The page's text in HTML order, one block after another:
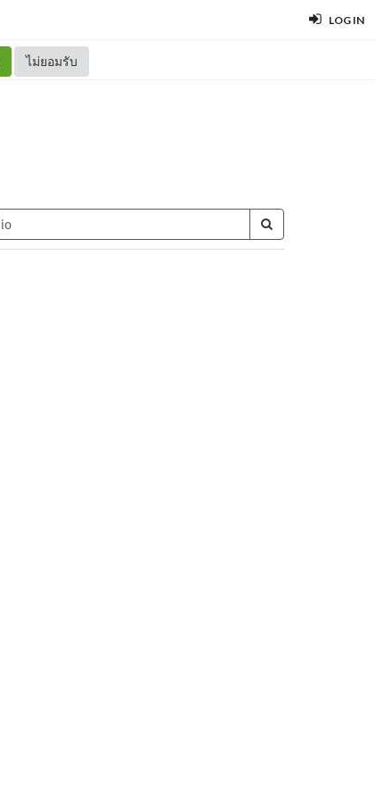
LOG IN
ไม่ยอมรับ